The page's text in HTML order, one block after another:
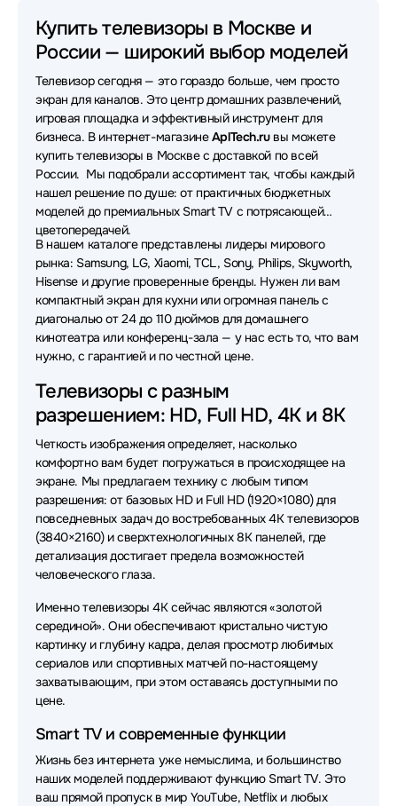
Телевизоры Shivaki Телевизоры Artel
Телевизоры Sony Телевизоры Dreame
Телевизоры Hikers Телевизоры Philips
Телевизоры Kuppersberg Телевизоры Harper
Телевизоры Viomi Телевизоры Aiwa
Телевизоры HP
Телевизоры KIVI Телевизоры Sber
Телевизоры Irbis Телевизоры Raskat
Телевизоры Витязь Телевизоры Acefast
Телевизоры Skyland Телевизоры Olto
Купить телевизоры в Москве и
России — широкий выбор моделей
Телевизор сегодня — это гораздо больше, чем просто
экран для каналов. Это центр домашних развлечений,
игровая площадка и эффективный инструмент для
бизнеса. В интернет-магазинеAplTech.ruвы можете
купить телевизоры в Москве с доставкой по всей
России. Мы подобрали ассортимент так, чтобы каждый
нашел решение по душе: от практичных бюджетных
моделей до премиальных Smart TV с потрясающей
цветопередачей.
В нашем каталоге представлены лидеры мирового
рынка: Samsung, LG, Xiaomi, TCL, Sony, Philips, Skyworth,
Hisense и другие проверенные бренды. Нужен ли вам
компактный экран для кухни или огромная панель с
диагональю от 24 до 110 дюймов для домашнего
кинотеатра или конференц-зала — у нас есть то, что вам
нужно, с гарантией и по честной цене.
Телевизоры с разным
разрешением: HD, Full HD, 4K и 8K
Четкость изображения определяет, насколько
комфортно вам будет погружаться в происходящее на
экране. Мы предлагаем технику с любым типом
разрешения: от базовых HD и Full HD (1920×1080) для
повседневных задач до востребованных 4K телевизоров
(3840×2160) и сверхтехнологичных 8K панелей, где
детализация достигает предела возможностей
человеческого глаза.
Именно телевизоры 4K сейчас являются «золотой
серединой». Они обеспечивают кристально чистую
картинку и глубину кадра, делая просмотр любимых
сериалов или спортивных матчей по-настоящему
захватывающим, при этом оставаясь доступными по
цене.
Smart TV и современные функции
Жизнь без интернета уже немыслима, и большинство
наших моделей поддерживают функцию Smart TV. Это
ваш прямой пропуск в мир YouTube, Netflix и любых